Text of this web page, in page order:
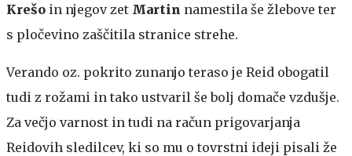
Krešo in njegov zet Martin namestila še žlebove ter
s pločevino zaščitila stranice strehe.
Verando oz. pokrito zunanjo teraso je Reid obogatil
tudi z rožami in tako ustvaril še bolj domače vzdušje.
Za večjo varnost in tudi na račun prigovarjanja
Reidovih sledilcev, ki so mu o tovrstni ideji pisali že